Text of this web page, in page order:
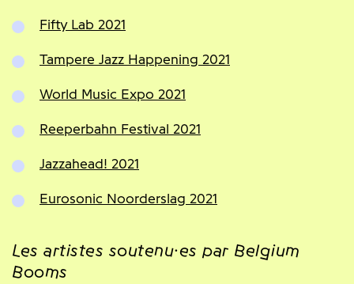
Fifty Lab 2021
Tampere Jazz Happening 2021
World Music Expo 2021
Reeperbahn Festival 2021
Jazzahead! 2021
Eurosonic Noorderslag 2021
Les artistes soutenu·es par Belgium
Booms